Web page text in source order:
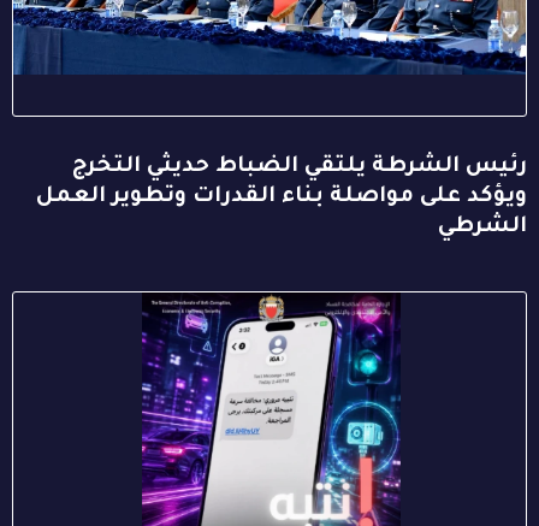
رئيس الشرطة يلتقي الضباط حديثي التخرج
ويؤكد على مواصلة بناء القدرات وتطوير العمل
الشرطي